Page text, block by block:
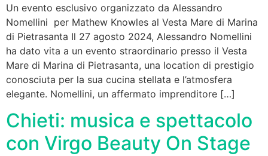
Un evento esclusivo organizzato da Alessandro
Nomellini per Mathew Knowles al Vesta Mare di Marina
di Pietrasanta Il 27 agosto 2024, Alessandro Nomellini
ha dato vita a un evento straordinario presso il Vesta
Mare di Marina di Pietrasanta, una location di prestigio
conosciuta per la sua cucina stellata e l’atmosfera
elegante. Nomellini, un affermato imprenditore […]
Chieti: musica e spettacolo
con Virgo Beauty On Stage